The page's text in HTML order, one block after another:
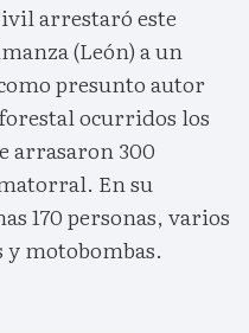
arrestaró este
(León) a un
presunto autor
ocurridos los
arrasaron 300
En su
170 personas, varios
motobombas.